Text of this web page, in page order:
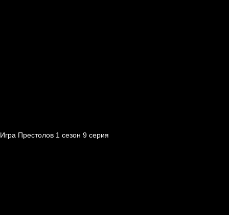
Игра Престолов 1 cезон 9 cерия